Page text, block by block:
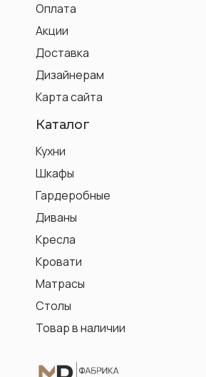
Акции
Оплата
Доставка
Каталог
Карта сайта
Дизайнерам
Кресла
Кровати
Диваны
Шкафы
Гардеробные
Кухни
Столы
Матрасы
Товар в наличии